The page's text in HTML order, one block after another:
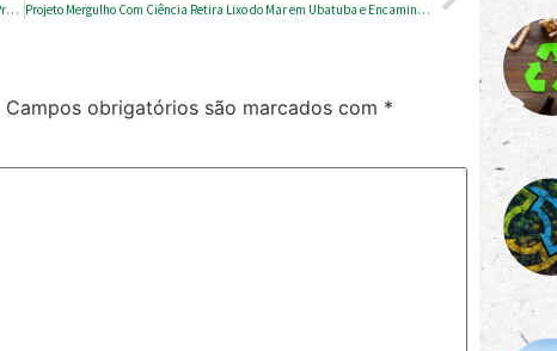
Carnaval de São Paulo: 227 Toneladas de Lixo Retiradas das Ruas no Pré-Carnaval Projeto Mergulho Com Ciência Retira Lixo do Mar em Ubatuba e Encaminha para Reciclagem
Campos obrigatórios são marcados com *